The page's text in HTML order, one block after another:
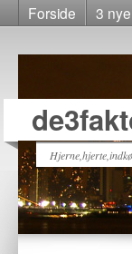
Forside 3